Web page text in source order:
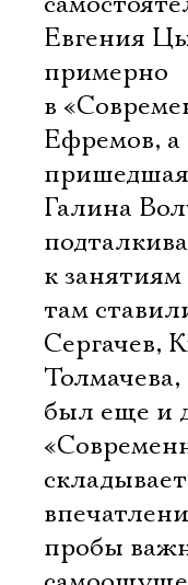
Евгения
примерно
в
Ефремов,
Галина
к
там
Сергачев,
был еще и
пробы